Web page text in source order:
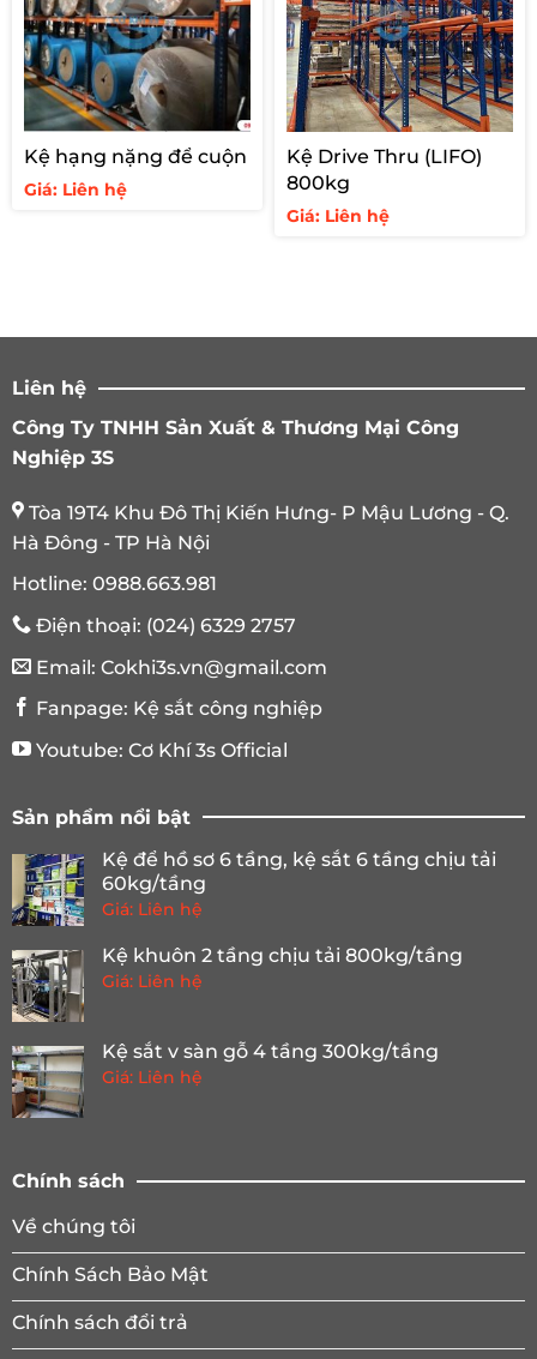
Kệ hạng nặng để cuộn
Giá: Liên hệ
Kệ Drive Thru (LIFO)
800kg
Giá: Liên hệ
Liên hệ
Công Ty TNHH Sản Xuất & Thương Mại Công
Nghiệp 3S
Tòa 19T4 Khu Đô Thị Kiến Hưng- P Mậu Lương - Q.
Hà Đông - TP Hà Nội
Hotline: 0988.663.981
Điện thoại: (024) 6329 2757
Email: Cokhi3s.vn@gmail.com
Fanpage: Kệ sắt công nghiệp
Youtube: Cơ Khí 3s Official
Sản phẩm nổi bật
Kệ để hồ sơ 6 tầng, kệ sắt 6 tầng chịu tải
60kg/tầng
Giá: Liên hệ
Kệ khuôn 2 tầng chịu tải 800kg/tầng
Giá: Liên hệ
Kệ sắt v sàn gỗ 4 tầng 300kg/tầng
Giá: Liên hệ
Chính sách
Về chúng tôi
Chính Sách Bảo Mật
Chính sách đổi trả